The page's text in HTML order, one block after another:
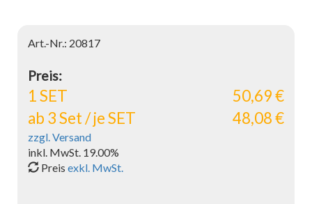
Art.-Nr.: 20817
Preis:
1 SET
50,69 €
ab 3 Set / je SET
48,08 €
zzgl. Versand
inkl. MwSt. 19.00%
Preis exkl. MwSt.